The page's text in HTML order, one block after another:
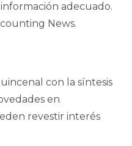
adecuado.
News.
con la síntesis
en
revestir interés